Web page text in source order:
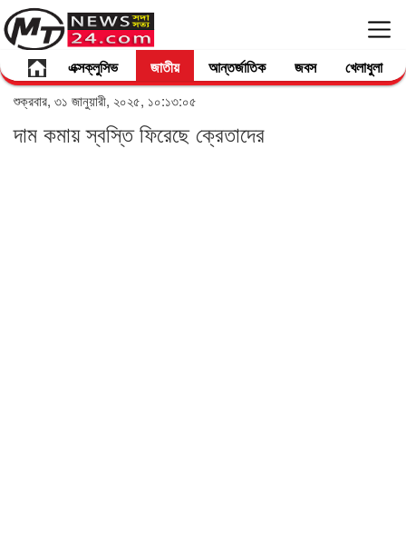
এক্সক্লুসিভ জাতীয় আন্তর্জাতিক জবস খেলাধুলা
শুক্রবার, ৩১ জানুয়ারী, ২০২৫, ১০:১৩:০৫
দাম কমায় স্বস্তি ফিরেছে ক্রেতাদের